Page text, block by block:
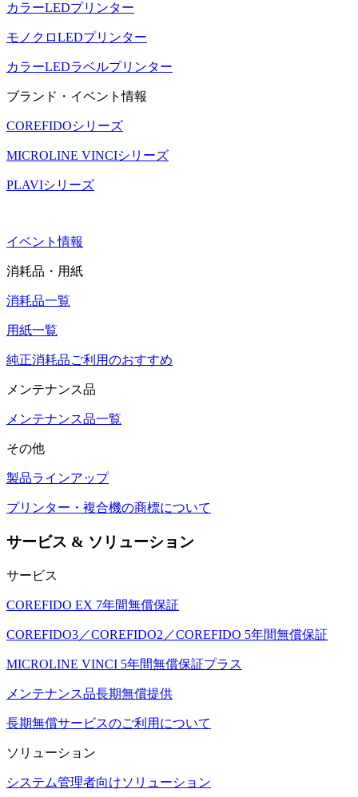
カラーLEDプリンター
モノクロLEDプリンター
カラーLEDラベルプリンター
ブランド・イベント情報
COREFIDOシリーズ
MICROLINE VINCIシリーズ
PLAVIシリーズ
イベント情報
消耗品・用紙
消耗品一覧
用紙一覧
純正消耗品ご利用のおすすめ
メンテナンス品
メンテナンス品一覧
その他
製品ラインアップ
プリンター・複合機の商標について
サービス & ソリューション
サービス
COREFIDO EX 7年間無償保証
COREFIDO3／COREFIDO2／COREFIDO 5年間無償保証
MICROLINE VINCI 5年間無償保証プラス
メンテナンス品長期無償提供
長期無償サービスのご利用について
ソリューション
システム管理者向けソリューション